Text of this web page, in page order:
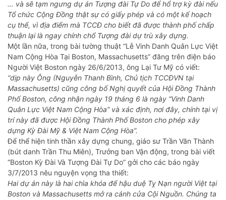
… và sẽ tạm ngưng dự án Tượng đài Tự Do để hổ trợ kỳ đài nếu
Tổ chức Cộng Đồng thật sự có giấy phép và có một kế hoạch
cụ thể, vì địa điểm mà TCCĐ cho biết đã được thành phố chấp
thuận lại là ngay chính chổ Tượng đài dự trù xây dựng.
Một lần nữa, trong bài tường thuật “Lễ Vinh Danh Quân Lực Việt
Nam Cộng Hòa Tại Boston, Massachusetts” đăng trên điện báo
Người Việt Boston ngày 26/6/2013, ông Lại Tư Mỹ có viết:
“dịp này Ông (Nguyễn Thanh Bình, Chủ tịch TCCĐVN tại
Massachusetts) cũng công bố Nghị quyết của Hội Đồng Thành
Phố Boston, công nhận ngày 19 tháng 6 là ngày “Vinh Danh
Quân Lực Việt Nam Cộng Hòa” và xác định, nơi đây, chính tại vị
trí này đã được Hội Đồng Thành Phố Boston cho phép xây
dựng Kỳ Đài Mỹ & Việt Nam Cộng Hòa”.
Để thể hiện tinh thần xây dựng chung, giáo sư Trần Văn Thành
(bút danh Trần Thu Miên), Trưởng ban Vận động, trong bài viết
“Boston Kỳ Đài Và Tượng Đài Tự Do” gởi cho các báo ngày
3/7/2013 nêu nguyện vọng tha thiết:
Hai dự án này là hai chìa khóa để hậu duệ Tỵ Nạn người Việt tại
Boston và Massachusetts mở ra cánh cửa Cội Nguồn. Chúng ta